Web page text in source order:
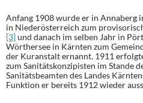
Anfang 1908 wurde er in Annaberg
in Niederösterreich zum
[3]und danach im selben Jahr in
Wörthersee in Kärnten zum
der Kuranstalt ernannt. 1911
zum Sanitätskonzipisten im Stande
Sanitätsbeamten des Landes
Funktion er bereits 1912 wieder